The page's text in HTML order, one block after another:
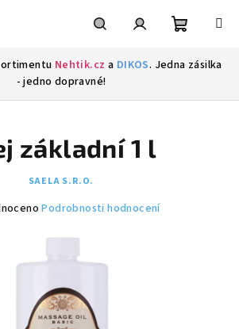
Nehtik.cz a DIKOS. Jedna zásilka
- jedno dopravné!
základní 1 l
SAELA S.R.O.
Podrobnosti hodnocení